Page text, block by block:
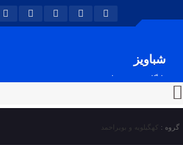
شباویز
پایگاه خبری شباویز
گروه : کهگیلویه و بویراحمد